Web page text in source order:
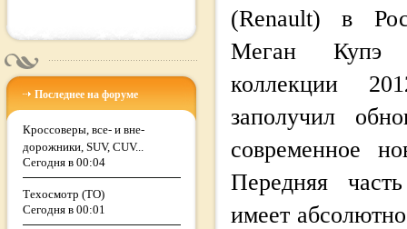
Последнее на форуме
Кроссоверы, все- и вне-
дорожники, SUV, CUV...
Сегодня в 00:04
Техосмотр (ТО)
Сегодня в 00:01
(Renault) в
Меган Купэ
коллекции
заполучил
современное
Передняя
имеет